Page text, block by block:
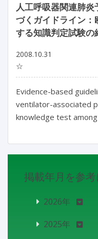
人工呼吸器関連肺
づくガイドライン
する知識判定試験
2008.10.31
☆
Evidence-based
ventilator-associated
knowledge test
掲載年月を参
2026年
2025年